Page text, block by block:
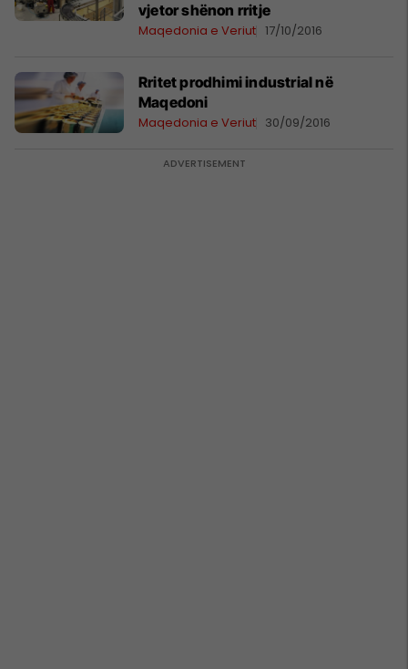
vjetor shënon rritje
Maqedonia e Veriut 17/10/2016
Rritet prodhimi industrial në
Maqedoni
Maqedonia e Veriut 30/09/2016